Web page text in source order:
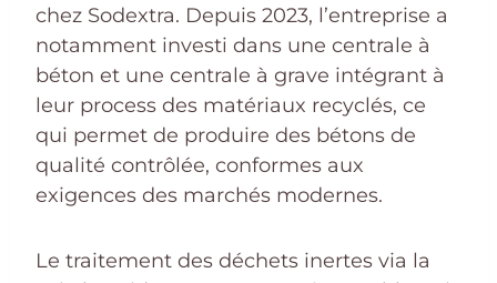
chez Sodextra. Depuis 2023, l’entreprise a
notamment investi dans une centrale à
béton et une centrale à grave intégrant à
leur process des matériaux recyclés, ce
qui permet de produire des bétons de
qualité contrôlée, conformes aux
exigences des marchés modernes.
Le traitement des déchets inertes via la